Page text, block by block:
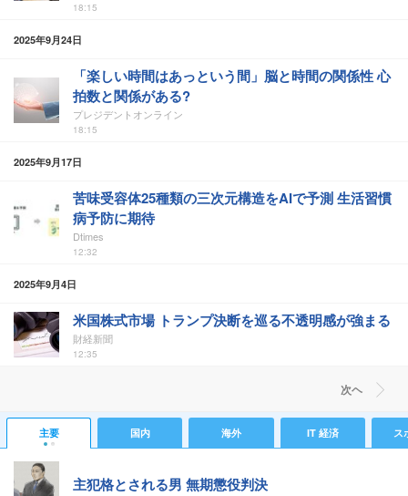
18:15
2025年9月24日
「楽しい時間はあっという間」脳と時間の関係性 心
拍数と関係がある?
プレジデントオンライン
18:15
2025年9月17日
苦味受容体25種類の三次元構造をAIで予測 生活習慣
病予防に期待
Dtimes
12:32
2025年9月4日
米国株式市場 トランプ決断を巡る不透明感が強まる
財経新聞
12:35
次ヘ
主要 国内 海外 IT 経済 ス
主犯格とされる男 無期懲役判決